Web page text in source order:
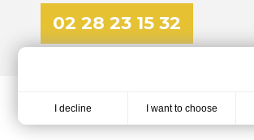
02 28 23 15 32
I decline I want to choose
RéalisationDream me up